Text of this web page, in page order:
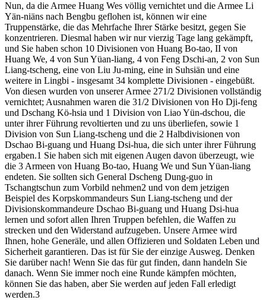
Nun, da die Armee Huang Wes völlig vernichtet und die Armee Li
Yän-niäns nach Bengbu geflohen ist, können wir eine
Truppenstärke, die das Mehrfache Ihrer Stärke besitzt, gegen Sie
konzentrieren. Diesmal haben wir nur vierzig Tage lang gekämpft,
und Sie haben schon 10 Divisionen von Huang Bo-tao, II von
Huang We, 4 von Sun Yüan-liang, 4 von Feng Dschi-an, 2 von Sun
Liang-tscheng, eine von Liu Ju-ming, eine in Suhsiän und eine
weitere in Lingbi - insgesamt 34 komplette Divisionen - eingebüßt.
Von diesen wurden von unserer Armee 271/2 Divisionen vollständig
vernichtet; Ausnahmen waren die 31/2 Divisionen von Ho Dji-feng
und Dschang Kö-hsia und 1 Division von Liao Yün-dschou, die
unter ihrer Führung revoltierten und zu uns überliefen, sowie 1
Division von Sun Liang-tscheng und die 2 Halbdivisionen von
Dschao Bi-guang und Huang Dsi-hua, die sich unter ihrer Führung
ergaben.1 Sie haben sich mit eigenen Augen davon überzeugt, wie
die 3 Armeen von Huang Bo-tao, Huang We und Sun Yüan-liang
endeten. Sie sollten sich General Dscheng Dung-guo in
Tschangtschun zum Vorbild nehmen2 und von dem jetzigen
Beispiel des Korpskommandeurs Sun Liang-tscheng und der
Divisionskommandeure Dschao Bi-guang und Huang Dsi-hua
lernen und sofort allen Ihren Truppen befehlen, die Waffen zu
strecken und den Widerstand aufzugeben. Unsere Armee wird
Ihnen, hohe Generäle, und allen Offizieren und Soldaten Leben und
Sicherheit garantieren. Das ist für Sie der einzige Ausweg. Denken
Sie darüber nach! Wenn Sie das für gut finden, dann handeln Sie
danach. Wenn Sie immer noch eine Runde kämpfen möchten,
können Sie das haben, aber Sie werden auf jeden Fall erledigt
werden.3